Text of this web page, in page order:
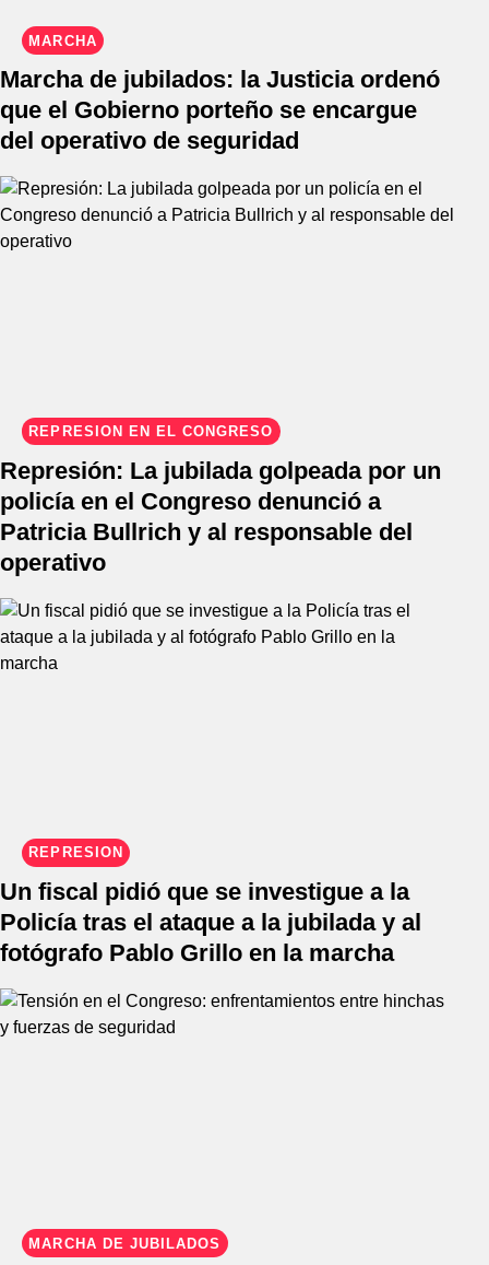
MARCHA
Marcha de jubilados: la Justicia ordenó
que el Gobierno porteño se encargue
del operativo de seguridad
REPRESIÓN EN EL CONGRESO
Represión: La jubilada golpeada por un
policía en el Congreso denunció a
Patricia Bullrich y al responsable del
operativo
REPRESIÓN
Un fiscal pidió que se investigue a la
Policía tras el ataque a la jubilada y al
fotógrafo Pablo Grillo en la marcha
MARCHA DE JUBILADOS